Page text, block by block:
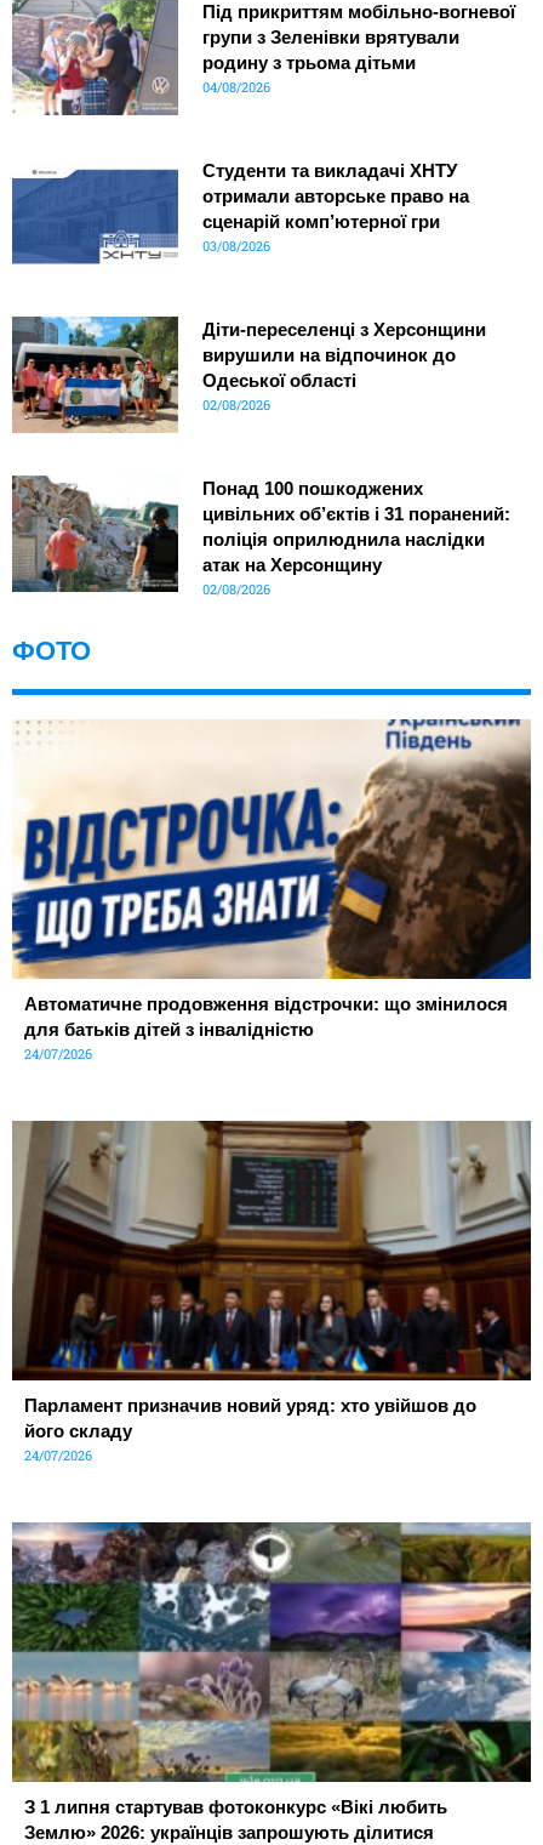
Під прикриттям мобільно-вогневої
групи з Зеленівки врятували
родину з трьома дітьми
04/08/2026
Студенти та викладачі ХНТУ
отримали авторське право на
сценарій комп’ютерної гри
03/08/2026
Діти-переселенці з Херсонщини
вирушили на відпочинок до
Одеської області
02/08/2026
Понад 100 пошкоджених
цивільних об’єктів і 31 поранений:
поліція оприлюднила наслідки
атак на Херсонщину
02/08/2026
ФОТО
Автоматичне продовження відстрочки: що змінилося
для батьків дітей з інвалідністю
24/07/2026
Парламент призначив новий уряд: хто увійшов до
його складу
24/07/2026
З 1 липня стартував фотоконкурс «Вікі любить
Землю» 2026: українців запрошують ділитися